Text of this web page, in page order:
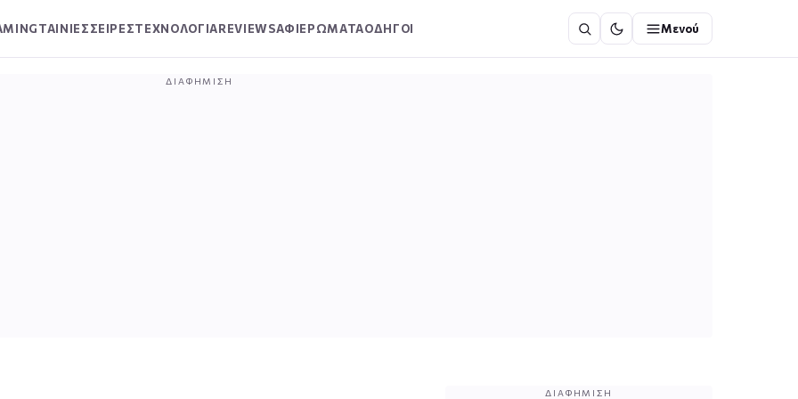
ΤΑΙΝΙΕΣΣΕΙΡΕΣΤΕΧΝΟΛΟΓΙΑREVIEWSΑΦΙΕΡΩΜΑΤΑΟΔΗΓΟΙ Μενού
ΔΙΑΦΉΜΙΣΗ
ΔΙΑΦΉΜΙΣΗ